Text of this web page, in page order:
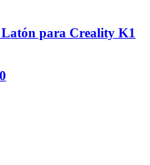
para Creality K1